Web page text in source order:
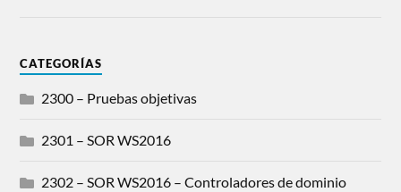
CATEGORÍAS
2300 – Pruebas objetivas
2301 – SOR WS2016
2302 – SOR WS2016 – Controladores de dominio